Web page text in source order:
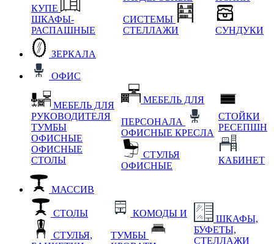
КУПЕ
ШКАФЫ-
РАСПАШНЫЕ
СИСТЕМЫ
СТЕЛЛАЖИ
СУНДУКИ
ЗЕРКАЛА
ОФИС
МЕБЕЛЬ ДЛЯ
РУКОВОДИТЕЛЯ
ТУМБЫ
ОФИСНЫЕ
ОФИСНЫЕ
СТОЛЫ
МЕБЕЛЬ ДЛЯ
ПЕРСОНАЛА
ОФИСНЫЕ КРЕСЛА
СТУЛЬЯ
ОФИСНЫЕ
СТОЙКИ
РЕСЕПШН
КАБИНЕТ
МАССИВ
СТОЛЫ
СТУЛЬЯ,
КОМОДЫ И
ТУМБЫ
ШКАФЫ,
БУФЕТЫ,
СТЕЛЛАЖИ